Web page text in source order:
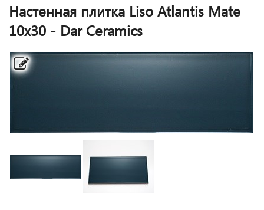
Настенная плитка Liso Atlantis Mate
10x30 - Dar Ceramics